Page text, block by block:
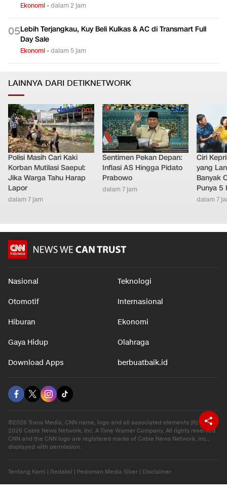
Ekonomi •dalam 2 jam
05Lebih Terjangkau, Kuy Beli Kulkas & AC di Transmart Full
Day Sale
Ekonomi •dalam 5 jam
LAINNYA DARI DETIKNETWORK
Polisi Masih Cari Kaki
Korban Mutilasi Saepul:
Jika Warga Tahu Harap
Lapor
dalam 7 jam
Sentimen Pekan Depan:
Inflasi AS Hingga Pidato
Prabowo
dalam 7 jam
Ciri
yang
Banyak
Punya 5
dalam 7
Nasional Teknologi
Otomotif Internasional
Hiburan Ekonomi
Gaya Hidup Olahraga
Download Apps berbuatbaik.id
©2026 Trans Media, CNN name, logo and all associated elements (R) and ©
2026 Cable News Network, Inc. A Time Warner Company. All rights reserved.
CNN and the CNN logo are registered marks of Cable News Network, Inc.,
displayed with permission.
Tentang Kami Redaksi Pedoman Media Siber Disclaimer